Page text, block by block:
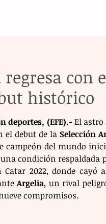
regresa con
histórico
deportes, (EFE).- El
el debut de la Selección
campeón del mundo
condición respaldada
Catar 2022, donde cayó
Argelia, un rival
compromisos.